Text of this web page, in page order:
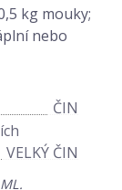
kg mouky;
nebo
ČIN
VELKÝ ČIN